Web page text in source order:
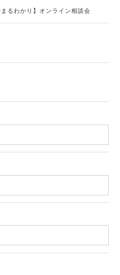
るわかり】オンライン相談会